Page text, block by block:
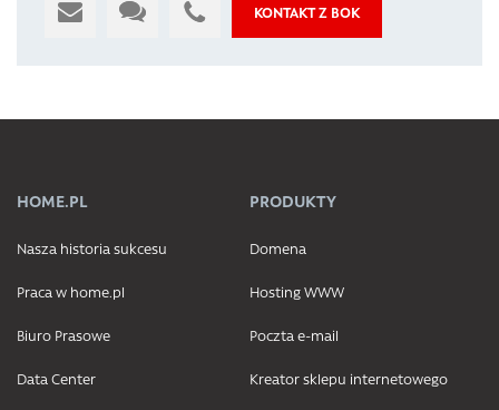
KONTAKT Z BOK
HOME.PL
Nasza historia sukcesu
Praca w home.pl
Biuro Prasowe
Data Center
PRODUKTY
Domena
Hosting WWW
Poczta e-mail
Kreator sklepu internetowego